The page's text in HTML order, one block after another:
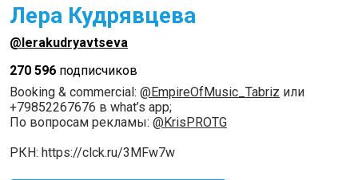
Лера Кудрявцева
@lerakudryavtseva
270 596 подписчиков
Booking & commercial: @EmpireOfMusic_Tabriz или
+79852267676 в what’s app;
По вопросам рекламы: @KrisPROTG
РКН: https://clck.ru/3MFw7w